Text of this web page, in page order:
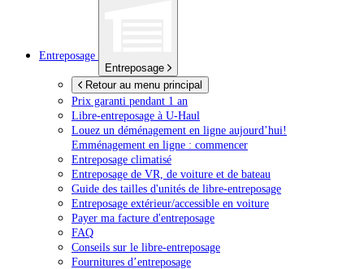
Entreposage
Entreposage
Retour au menu principal
Prix garanti pendant 1 an
Libre-entreposage à U-Haul
Louez un déménagement en ligne aujourd’hui!
Emménagement en ligne : commencer
Entreposage climatisé
Entreposage de VR, de voiture et de bateau
Guide des tailles d'unités de libre-entreposage
Entreposage extérieur/accessible en voiture
Payer ma facture d'entreposage
FAQ
Conseils sur le libre-entreposage
Fournitures d’entreposage